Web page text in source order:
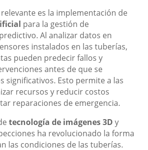
es la implementación de
para la gestión de
Al analizar datos en
instalados en las tuberías,
pueden predecir fallos y
antes de que se
significativos. Esto permite a las
recursos y reducir costos
reparaciones de emergencia.
tecnología de imágenes 3D y
ha revolucionado la forma
las condiciones de las tuberías.